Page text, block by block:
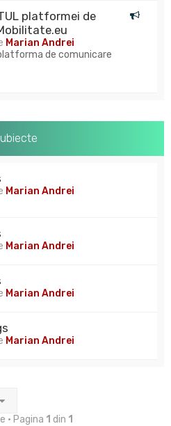
platformei de
Marian Andrei
de comunicare
Marian Andrei
Marian Andrei
Marian Andrei
Marian Andrei
• Pagina 1 din 1